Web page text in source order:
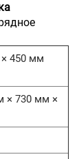
450 мм
× 730 мм ×